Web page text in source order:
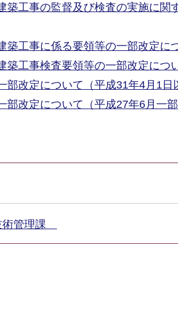
築工事の監督及び検査の実施に
築工事に係る要領等の一部改定に
築工事検査要領等の一部改定につ
部改定について（平成31年4月1日
部改定について（平成27年6月一部
術管理課